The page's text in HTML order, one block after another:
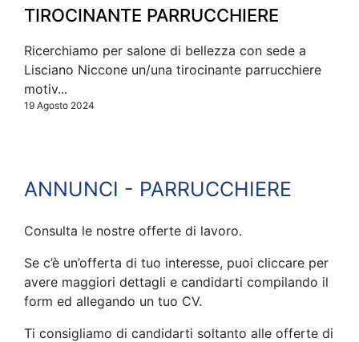
TIROCINANTE PARRUCCHIERE
Ricerchiamo per salone di bellezza con sede a
Lisciano Niccone un/una tirocinante parrucchiere
motiv...
19 Agosto 2024
ANNUNCI - PARRUCCHIERE
Consulta le nostre offerte di lavoro.
Se c’è un’offerta di tuo interesse, puoi cliccare per
avere maggiori dettagli e candidarti compilando il
form ed allegando un tuo CV.
Ti consigliamo di candidarti soltanto alle offerte di